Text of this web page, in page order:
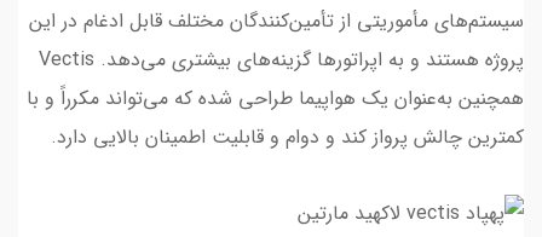
سیستم‌های مأموریتی از تأمین‌کنندگان مختلف قابل ادغام در این
پروژه هستند و به اپراتورها گزینه‌های بیشتری می‌دهد. Vectis
همچنین به‌عنوان یک هواپیما طراحی شده که می‌تواند مکرراً و با
کمترین چالش پرواز کند و دوام و قابلیت اطمینان بالایی دارد.